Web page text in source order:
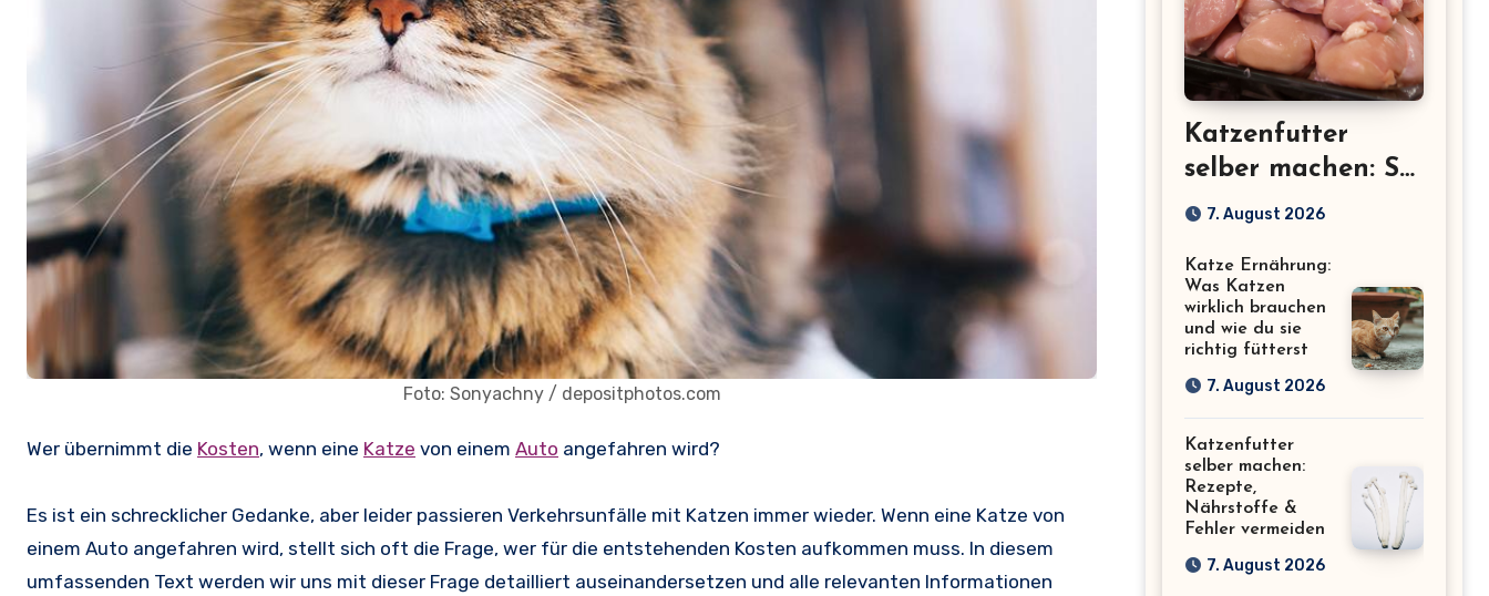
Foto: Sonyachny / depositphotos.com
Wer übernimmt die Kosten, wenn eine Katze von einem Auto angefahren wird?
Es ist ein schrecklicher Gedanke, aber leider passieren Verkehrsunfälle mit Katzen immer wieder. Wenn eine Katze von
einem Auto angefahren wird, stellt sich oft die Frage, wer für die entstehenden Kosten aufkommen muss. In diesem
umfassenden Text werden wir uns mit dieser Frage detailliert auseinandersetzen und alle relevanten Informationen
Katzenfutter
selber machen: So
gelingt gesundes
für deine Katze
7. August 2026
Katze Ernährung:
Was Katzen
wirklich brauchen
und wie du sie
richtig fütterst
7. August 2026
Katzenfutter
selber machen:
Rezepte,
Nährstoffe &
Fehler vermeiden
7. August 2026